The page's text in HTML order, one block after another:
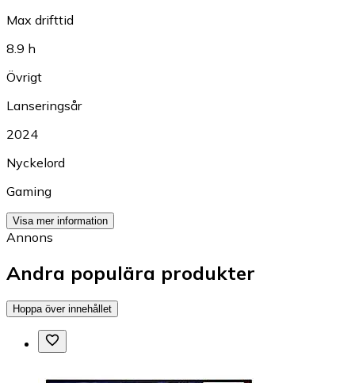
Max drifttid
8.9 h
Övrigt
Lanseringsår
2024
Nyckelord
Gaming
Visa mer information
Annons
Andra populära produkter
Hoppa över innehållet